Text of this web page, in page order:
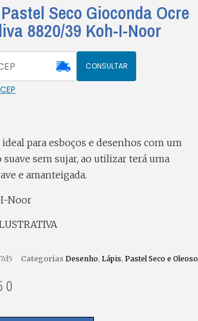
Seco Gioconda Ocre
8820/39 Koh-I-Noor
CONSULTAR
para esboços e desenhos com um
suave sem sujar, ao utilizar terá uma
e amanteigada.
I-Noor
Categorias Desenho, Lápis, Pastel Seco e Oleoso